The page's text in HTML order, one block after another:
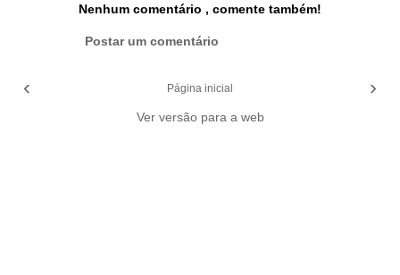
Nenhum comentário , comente também!
Postar um comentário
‹ ›
Página inicial
Ver versão para a web